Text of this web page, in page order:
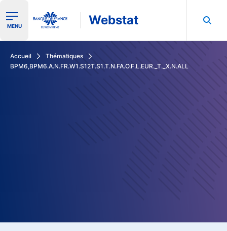
Ouvrir le menu de navigation
MENU Webstat
Accueil
Thématiques
BPM6,BPM6.A.N.FR.W1.S12T.S1.T.N.FA.O.F.L.EUR._T._X.N.ALL